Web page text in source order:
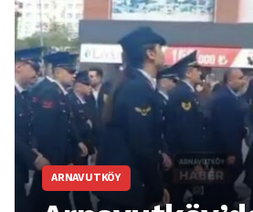
ARNAVUTKÖY